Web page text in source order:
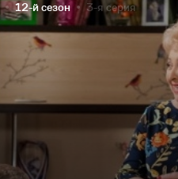
12-й сезон 3-я серия